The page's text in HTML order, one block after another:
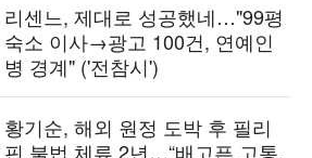
리센느, 제대로 성공했네…"99평
숙소 이사→광고 100건, 연예인
병 경계" ('전참시')
황기순, 해외 원정 도박 후 필리
핀 불법 체류 2년…“배고픈 고통,